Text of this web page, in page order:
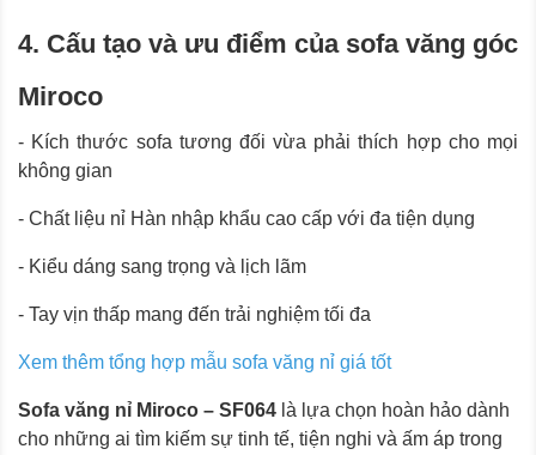
4. Cấu tạo và ưu điểm của sofa văng góc
Miroco
- Kích thước sofa tương đối vừa phải thích hợp cho mọi
không gian
- Chất liệu nỉ Hàn nhập khẩu cao cấp với đa tiện dụng
- Kiểu dáng sang trọng và lịch lãm
- Tay vịn thấp mang đến trải nghiệm tối đa
Xem thêm tổng hợp mẫu sofa văng nỉ giá tốt
Sofa văng nỉ Miroco – SF064 là lựa chọn hoàn hảo dành
cho những ai tìm kiếm sự tinh tế, tiện nghi và ấm áp trong